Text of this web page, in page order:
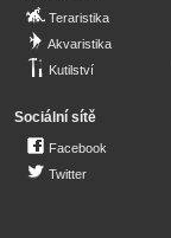
Teraristika
Akvaristika
Kutilství
Sociální sítě
Facebook
Twitter